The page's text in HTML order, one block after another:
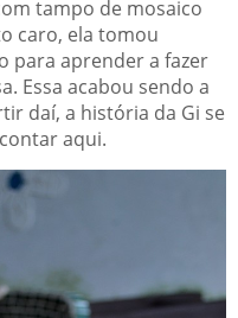
tampo de mosaico
caro, ela tomou
para aprender a fazer
Essa acabou sendo a
daí, a história da Gi se
aqui.